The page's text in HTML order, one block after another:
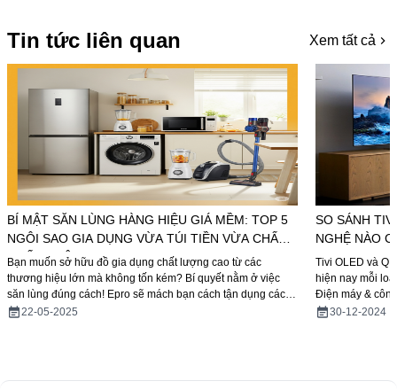
Tin tức liên quan Xem tất cả
BÍ MẬT SĂN LÙNG HÀNG HIỆU GIÁ MỀM: TOP 5
NGÔI SAO GIA DỤNG VỪA TÚI TIỀN VỪA CHẤT
NGẤT NGÂY
Bạn muốn sở hữu đồ gia dụng chất lượng cao từ các
thương hiệu lớn mà không tốn kém? Bí quyết nằm ở việc
săn lùng đúng cách! Epro sẽ mách bạn cách tận dụng các
chương trình khuyến mãi hàng trưng bày hoặc các mẫu đã
22-05-2025
SO SÁNH
NGHỆ NÀO
Tivi OLED và
hiện nay mỗi
Điện máy &
và QLED để hỗ
30-12-2024